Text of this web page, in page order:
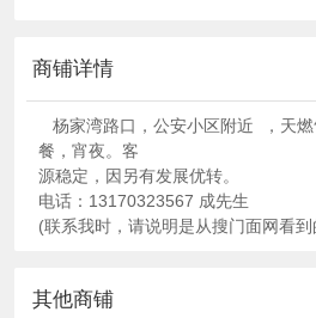
商铺详情
杨家湾路口，公安小区附近 ，天燃
餐，宵夜。客
源稳定，因另有发展优转。
电话：13170323567 成先生
(联系我时，请说明是从搜门面网看
其他商铺